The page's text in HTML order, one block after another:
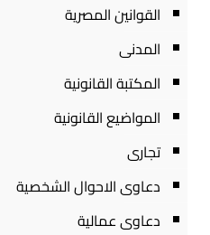
القوانين المصرية
المدنى
المكتبة القانونية
المواضيع القانونية
تجارى
دعاوى الاحوال الشخصية
دعاوى عمالية